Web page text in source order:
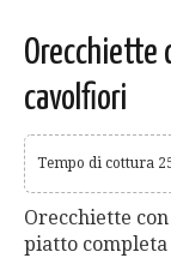
Orecchiette
cavolfiori
Tempo di cottura
Orecchiette
piatto